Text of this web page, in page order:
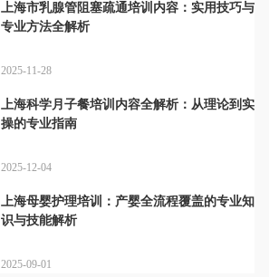
上海市乳腺管阻塞疏通培训内容：实用技巧与
专业方法全解析
2025-11-28
上海科学月子餐培训内容全解析：从理论到实
操的专业指南
2025-12-04
上海母婴护理培训：产婴全流程覆盖的专业知
识与技能解析
2025-09-01